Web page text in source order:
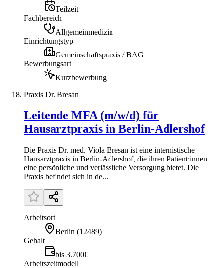
Teilzeit
Fachbereich
Allgemeinmedizin
Einrichtungstyp
Gemeinschaftspraxis / BAG
Bewerbungsart
Kurzbewerbung
Praxis Dr. Bresan
Leitende MFA (m/w/d) für
Hausarztpraxis in Berlin-Adlershof
Die Praxis Dr. med. Viola Bresan ist eine internistische
Hausarztpraxis in Berlin-Adlershof, die ihren Patient:innen
eine persönliche und verlässliche Versorgung bietet. Die
Praxis befindet sich in de...
Arbeitsort
Berlin (12489)
Gehalt
bis 3.700€
Arbeitszeitmodell